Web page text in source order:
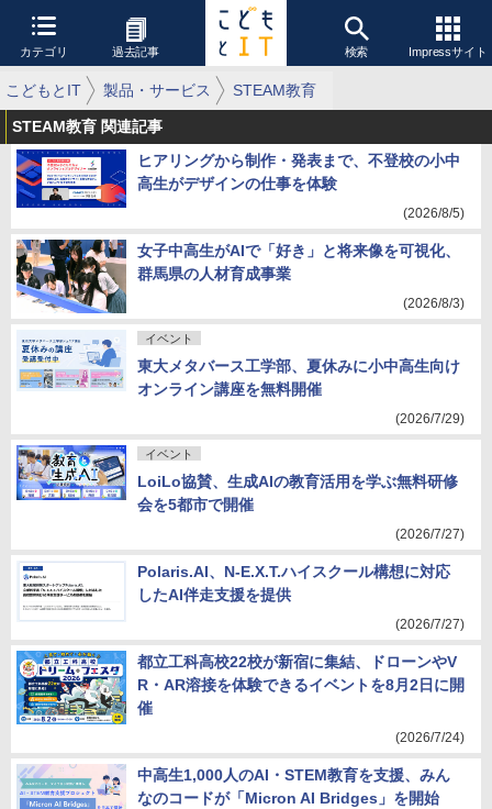
カテゴリ 過去記事 検索 Impressサイト
こどもとIT 製品・サービス STEAM教育
STEAM教育 関連記事
ヒアリングから制作・発表まで、不登校の小中
高生がデザインの仕事を体験
(2026/8/5)
女子中高生がAIで「好き」と将来像を可視化、
群馬県の人材育成事業
(2026/8/3)
イベント
東大メタバース工学部、夏休みに小中高生向け
オンライン講座を無料開催
(2026/7/29)
イベント
LoiLo協賛、生成AIの教育活用を学ぶ無料研修
会を5都市で開催
(2026/7/27)
Polaris.AI、N-E.X.T.ハイスクール構想に対応
したAI伴走支援を提供
(2026/7/27)
都立工科高校22校が新宿に集結、ドローンやV
R・AR溶接を体験できるイベントを8月2日に開
催
(2026/7/24)
中高生1,000人のAI・STEM教育を支援、みん
なのコードが「Micron AI Bridges」を開始